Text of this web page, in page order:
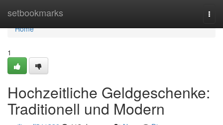
setbookmarks
Home
Home
1
Hochzeitliche Geldgeschenke:
Traditionell und Modern